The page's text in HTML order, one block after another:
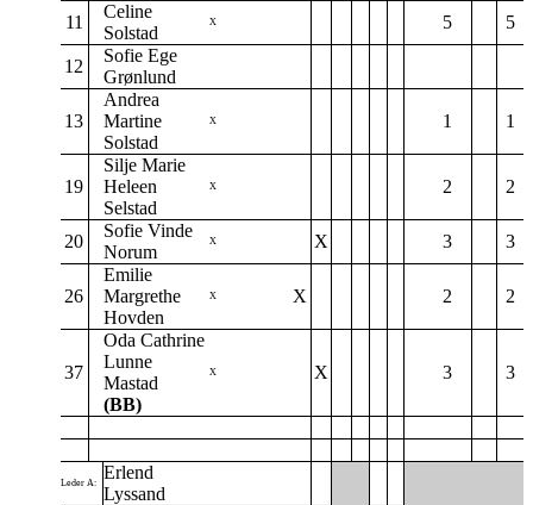
11
Celine
Solstad
X 5 5
12
Sofie Ege
Grønlund
13
Andrea
Martine
Solstad
X 1 1
19
Silje Marie
Heleen
Selstad
X 2 2
20
Sofie Vinde
Norum
X X 3 3
26
Emilie
Margrethe
Hovden
X X 2 2
37
Oda Cathrine
Lunne
Mastad
(BB)
X X 3 3
Leder A:
Erlend
Lyssand